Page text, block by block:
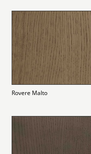
Rovere Malto